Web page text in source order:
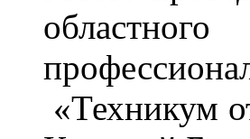
«Техникум